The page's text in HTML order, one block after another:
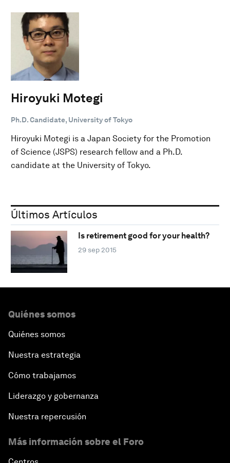
Hiroyuki Motegi
Ph.D. Candidate, University of Tokyo
Hiroyuki Motegi is a Japan Society for the Promotion
of Science (JSPS) research fellow and a Ph.D.
candidate at the University of Tokyo.
Últimos Artículos
Is retirement good for your health?
29 sep 2015
Quiénes somos
Quiénes somos
Nuestra estrategia
Cómo trabajamos
Liderazgo y gobernanza
Nuestra repercusión
Más información sobre el Foro